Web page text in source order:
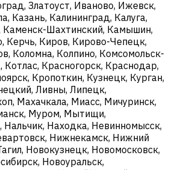
Златоуст, Иваново, Ижевск,
Казань, Калининград, Калуга,
Каменск-Шахтинский, Камышин,
Керчь, Киров, Кирово-Чепецк,
Коломна, Колпино, Комсомольск-
Красногорск, Краснодар,
Кропоткин, Кузнецк, Курган,
Ливны, Липецк,
Махачкала, Миасс, Мичуринск,
Муром, Мытищи,
Находка, Невинномысск,
Нижнекамск, Нижний
Новокузнецк, Новомосковск,
Новоуральск,